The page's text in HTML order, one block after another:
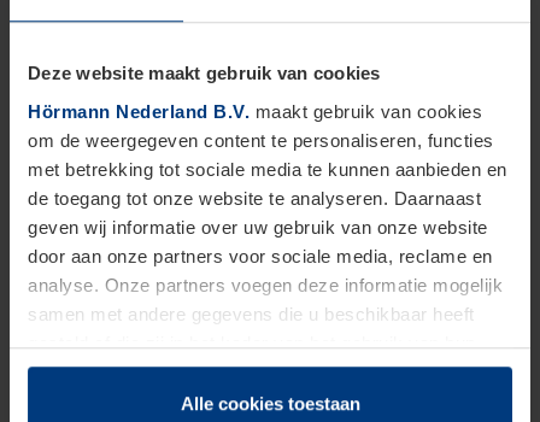
Deze website maakt gebruik van cookies
Hörmann Nederland B.V. maakt gebruik van cookies
om de weergegeven content te personaliseren, functies
met betrekking tot sociale media te kunnen aanbieden en
de toegang tot onze website te analyseren. Daarnaast
geven wij informatie over uw gebruik van onze website
door aan onze partners voor sociale media, reclame en
analyse. Onze partners voegen deze informatie mogelijk
samen met andere gegevens die u beschikbaar heeft
gesteld of die zij in het kader van het gebruik van hun
dienstverlening hebben verzameld.
Juridisch zijn wij gerechtigd om cookies op uw computer
Alle cookies toestaan
zoals roest, scheuren of losse kabels. Als u schade
ziet, schakel dan een professional in voor reparatie.
Het zelf proberen te repareren van veren kan
gevaarlijk zijn vanwege de hoge spanning op deze
onderdelen.
2. Testen van de obstakeldetectie en
automatische sluitfunctie
De obstakeldetectie zorgt ervoor dat de deur stopt
wanneer er een obstakel in de weg staat. Test de
obstakeldetectie door een object, zoals een blok